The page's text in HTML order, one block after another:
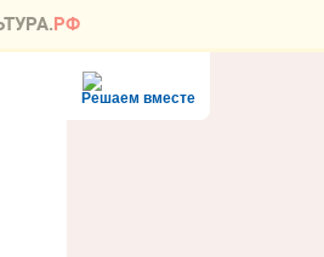
Решаем вместе